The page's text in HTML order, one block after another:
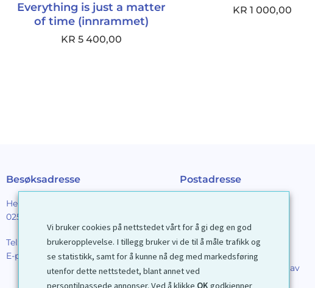
Everything is just a matter
of time (innrammet)
KR 5 400,00
KR 1 000,00
Besøksadresse
Henrik Ibsens gt. 90
0255 Oslo
Tel:
22 44 85 86
E-post:
galleri@d40.no
Postadresse
0201 Oslo
Mobilnummer til sporing av
forsendelser: 91924069
Vi bruker cookies på nettstedet vårt for å gi deg en god
brukeropplevelse. I tillegg bruker vi de til å måle trafikk og
se statistikk, samt for å kunne nå deg med markedsføring
utenfor dette nettstedet, blant annet ved
persontilpassede annonser. Ved å klikke OK godkjenner